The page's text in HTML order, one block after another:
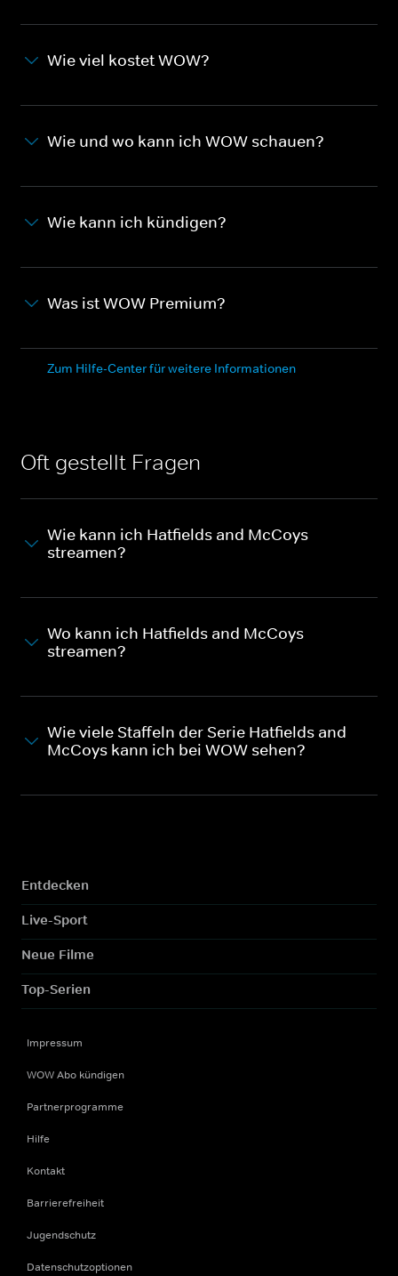
Wie viel kostet WOW?
Wie und wo kann ich WOW schauen?
Wie kann ich kündigen?
Was ist WOW Premium?
Zum Hilfe-Center für weitere Informationen
Oft gestellt Fragen
Wie kann ich Hatfields and McCoys
streamen?
Wo kann ich Hatfields and McCoys
streamen?
Wie viele Staffeln der Serie Hatfields and
McCoys kann ich bei WOW sehen?
Entdecken
Live-Sport
Neue Filme
Top-Serien
Impressum
WOW Abo kündigen
Partnerprogramme
Hilfe
Kontakt
Barrierefreiheit
Jugendschutz
Datenschutzoptionen